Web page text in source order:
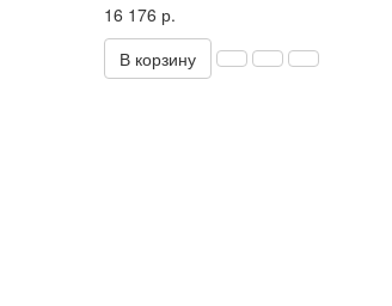
16 176 р.
В корзину